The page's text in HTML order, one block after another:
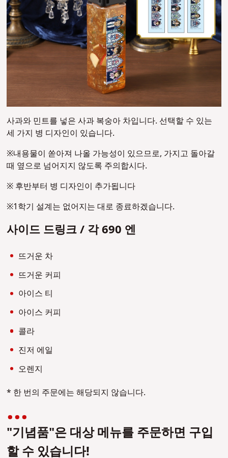
사과와 민트를 넣은 사과 복숭아 차입니다. 선택할 수 있는
세 가지 병 디자인이 있습니다.
※내용물이 쏟아져 나올 가능성이 있으므로, 가지고 돌아갈
때 옆으로 넘어지지 않도록 주의합시다.
※ 후반부터 병 디자인이 추가됩니다
※1학기 설계는 없어지는 대로 종료하겠습니다.
사이드 드링크 / 각 690 엔
뜨거운 차
뜨거운 커피
아이스 티
아이스 커피
콜라
진저 에일
오렌지
* 한 번의 주문에는 해당되지 않습니다.
"기념품"은 대상 메뉴를 주문하면 구입
할 수 있습니다!